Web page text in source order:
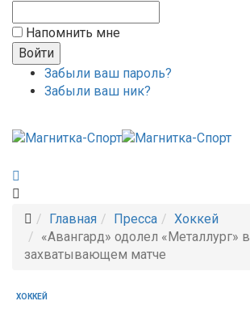
Напомнить мне
Забыли ваш пароль?
Забыли ваш ник?
Главная Пресса
Хоккей
«Авангард» одолел «Металлург» в
захватывающем матче
ХОККЕЙ